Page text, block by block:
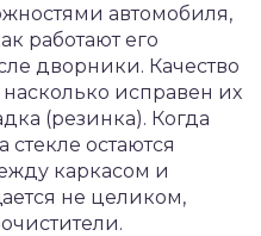
автомобиля,
работают его
дворники. Качество
насколько исправен их
(резинка). Когда
остаются
каркасом и
не целиком,